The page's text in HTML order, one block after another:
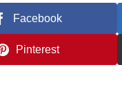
Facebook
Pinterest